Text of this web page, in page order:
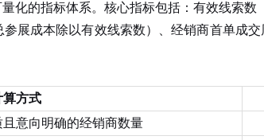
化的指标体系。核心指标包括：有效线索
展成本除以有效线索数）、经销商首单成
算方式
意向明确的经销商数量